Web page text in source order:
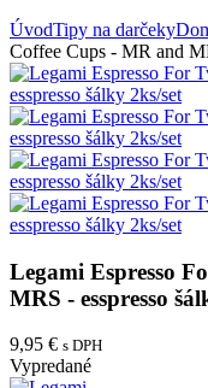
ÚvodTipy na darčeky
Coffee Cups - MR and
Legami Espresso
MRS - esspresso
9,95 € s DPH
Vypredané